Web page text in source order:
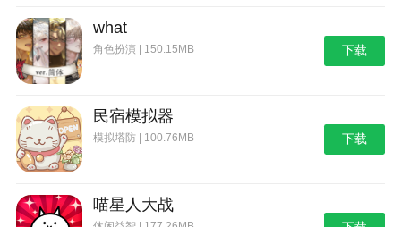
what
角色扮演 | 150.15MB 下载
民宿模拟器
模拟塔防 | 100.76MB 下载
喵星人大战